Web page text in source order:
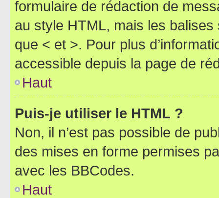
formulaire de rédaction de
au style HTML, mais les
que < et >. Pour plus
accessible depuis la page de
Haut
Puis-je utiliser le HTML ?
Non, il n’est pas possible de
des mises en forme permises
avec les BBCodes.
Haut